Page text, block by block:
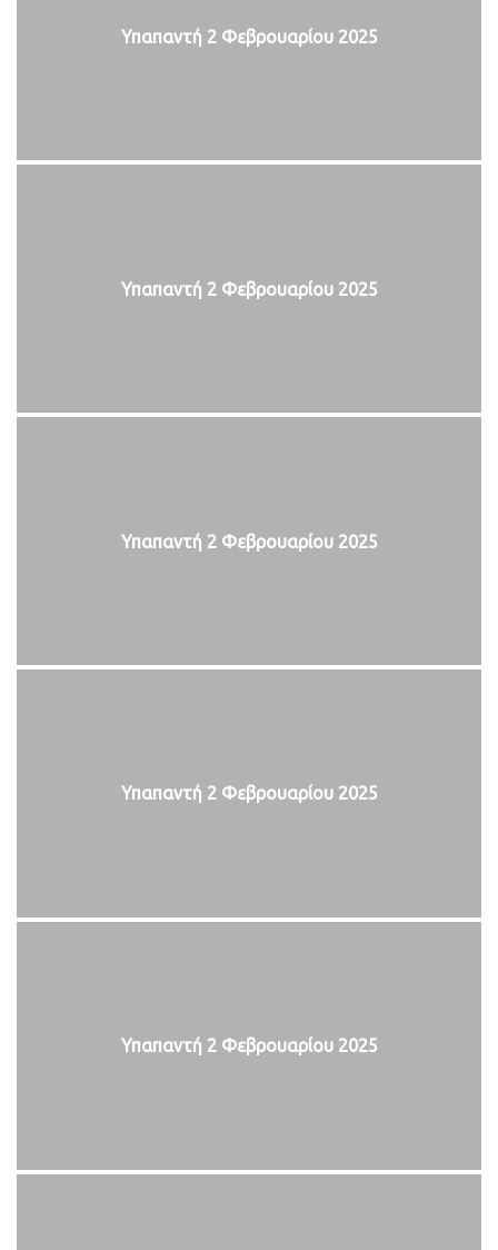
Υπαπαντή 2 Φεβρουαρίου 2025
Υπαπαντή 2 Φεβρουαρίου 2025
Υπαπαντή 2 Φεβρουαρίου 2025
Υπαπαντή 2 Φεβρουαρίου 2025
Υπαπαντή 2 Φεβρουαρίου 2025